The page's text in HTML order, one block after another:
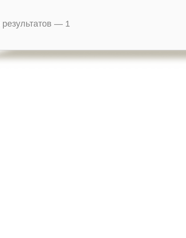
результатов — 1